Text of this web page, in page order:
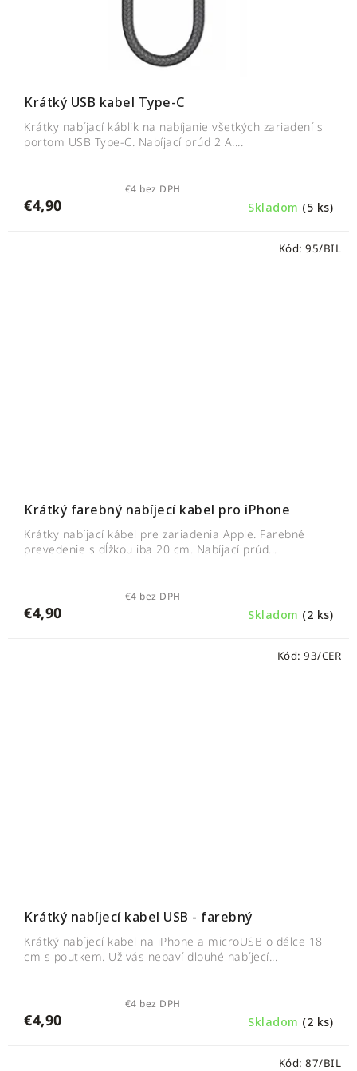
Krátký USB kabel Type-C
Skladom (5 ks)
€4 bez DPH
€4,90
Krátky nabíjací káblik na nabíjanie všetkých zariadení s
portom USB Type-C. Nabíjací prúd 2 A....
Krátký farebný nabíjecí kabel pro iPhone
Skladom (2 ks)
€4 bez DPH
€4,90
Krátky nabíjací kábel pre zariadenia Apple. Farebné
prevedenie s dĺžkou iba 20 cm. Nabíjací prúd...
Kód: 95/BIL
Krátký nabíjecí kabel USB - farebný
Skladom (2 ks)
€4 bez DPH
€4,90
Krátký nabíjecí kabel na iPhone a microUSB o délce 18
cm s poutkem. Už vás nebaví dlouhé nabíjecí...
Kód: 93/CER
Kód: 87/BIL